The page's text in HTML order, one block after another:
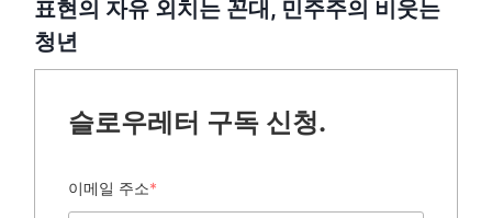
표현의 자유 외치는 꼰대, 민주주의 비웃는
청년
슬로우레터 구독 신청.
이메일 주소*